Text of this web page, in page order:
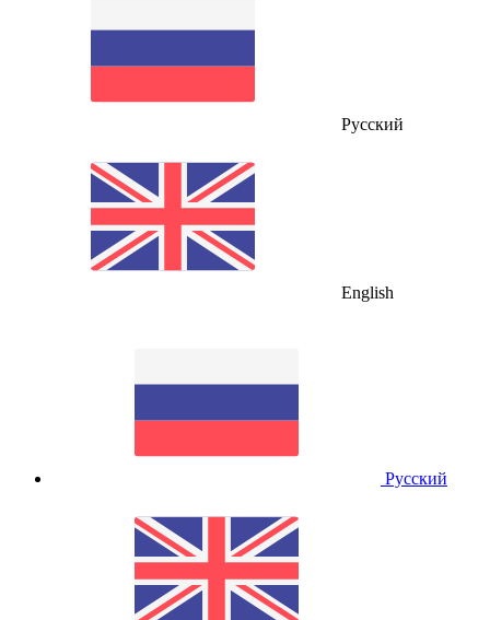
Русский
English
Русский